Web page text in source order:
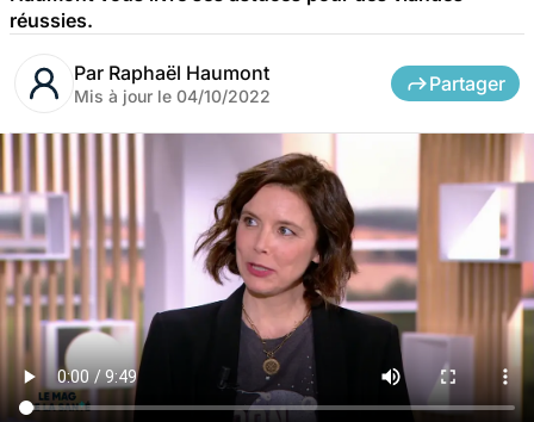
réussies.
Par Raphaël Haumont
Mis à jour le 04/10/2022
Partager